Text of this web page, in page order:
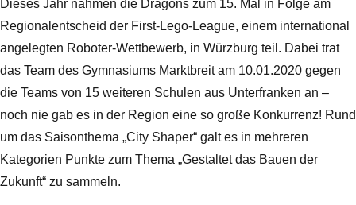
Dieses Jahr nahmen die Dragons zum 15. Mal in Folge am
Regionalentscheid der First-Lego-League, einem international
angelegten Roboter-Wettbewerb, in Würzburg teil. Dabei trat
das Team des Gymnasiums Marktbreit am 10.01.2020 gegen
die Teams von 15 weiteren Schulen aus Unterfranken an –
noch nie gab es in der Region eine so große Konkurrenz! Rund
um das Saisonthema „City Shaper“ galt es in mehreren
Kategorien Punkte zum Thema „Gestaltet das Bauen der
Zukunft“ zu sammeln.